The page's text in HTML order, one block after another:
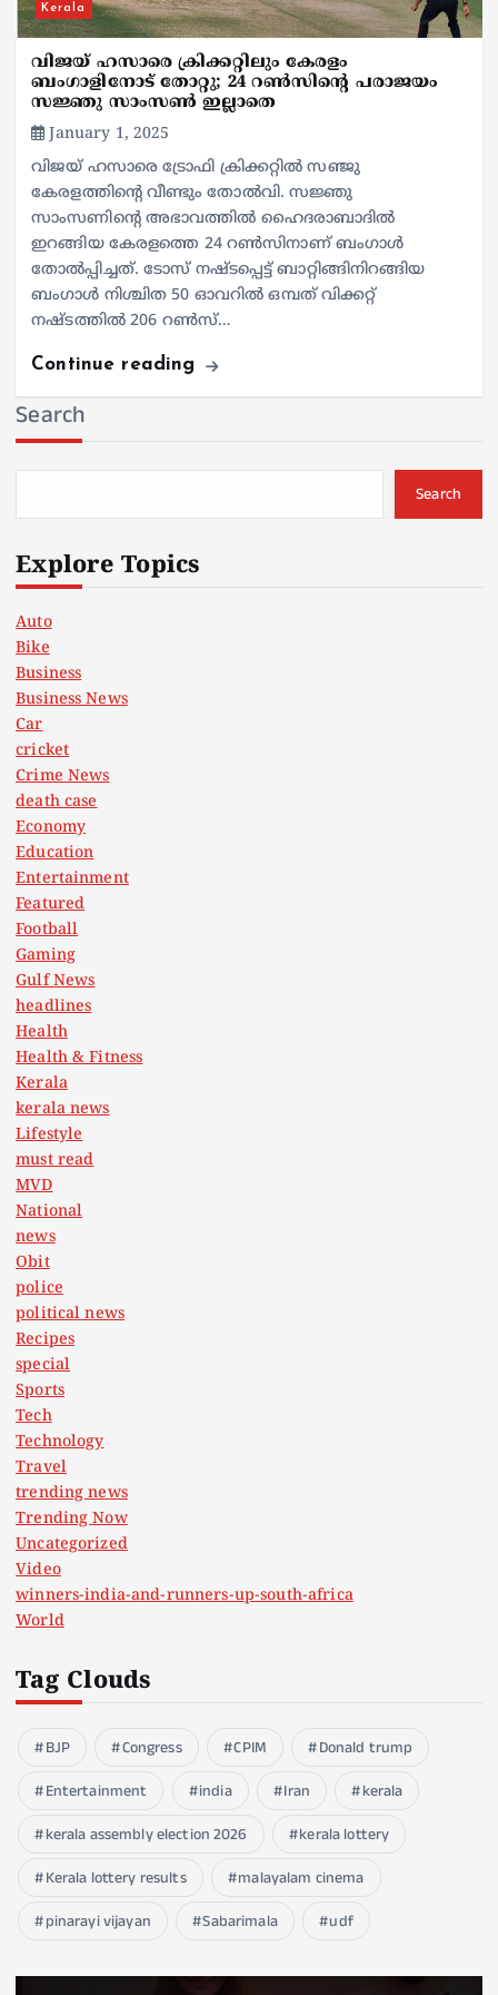
Kerala
വിജയ് ഹസാരെ ക്രിക്കറ്റിലും കേരളം
ബംഗാളിനോട് തോറ്റു; 24 റണ്‍സിന്റെ പരാജയം
സജ്ഞു സാംസണ്‍ ഇല്ലാതെ
January 1, 2025
വിജയ് ഹസാരെ ട്രോഫി ക്രിക്കറ്റില്‍ സഞ്ജു
കേരളത്തിന്റെ വീണ്ടും തോല്‍വി. സജ്ഞു
സാംസണിന്റെ അഭാവത്തില്‍ ഹൈദരാബാദില്‍
ഇറങ്ങിയ കേരളത്തെ 24 റണ്‍സിനാണ് ബംഗാള്‍
തോല്‍പ്പിച്ചത്. ടോസ് നഷ്ടപ്പെട്ട് ബാറ്റിങ്ങിനിറങ്ങിയ
ബംഗാള്‍ നിശ്ചിത 50 ഓവറില്‍ ഒമ്പത് വിക്കറ്റ്
നഷ്ടത്തില്‍ 206 റണ്‍സ്…
Continue reading
Search
Search
Explore Topics
Auto
Bike
Business
Business News
Car
cricket
Crime News
death case
Economy
Education
Entertainment
Featured
Football
Gaming
Gulf News
headlines
Health
Health & Fitness
Kerala
kerala news
Lifestyle
must read
MVD
National
news
Obit
police
political news
Recipes
special
Sports
Tech
Technology
Travel
trending news
Trending Now
Uncategorized
Video
winners-india-and-runners-up-south-africa
World
Tag Clouds
BJP Congress CPIM
Donald trump
Entertainment
india Iran
kerala
kerala assembly election 2026
kerala lottery
Kerala lottery results
malayalam cinema
pinarayi vijayan
Sabarimala udf